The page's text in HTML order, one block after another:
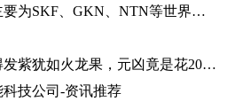
力星股份：我公司产品主要为SKF、GKN、NTN等世界著名的轴承公司配套 全球热点评
惊呆！女子全身皮肤红得发紫犹如火龙果，元凶竟是花20块钱买的……_每日观点
技公司-资讯推荐